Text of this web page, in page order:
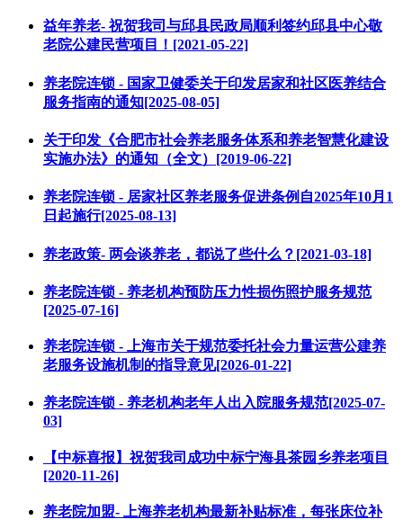
益年养老- 祝贺我司与邱县民政局顺利签约邱县中心敬
老院公建民营项目！[2021-05-22]
养老院连锁 - 国家卫健委关于印发居家和社区医养结合
服务指南的通知[2025-08-05]
关于印发《合肥市社会养老服务体系和养老智慧化建设
实施办法》的通知（全文）[2019-06-22]
养老院连锁 - 居家社区养老服务促进条例自2025年10月1
日起施行[2025-08-13]
养老政策- 两会谈养老，都说了些什么？[2021-03-18]
养老院连锁 - 养老机构预防压力性损伤照护服务规范
[2025-07-16]
养老院连锁 - 上海市关于规范委托社会力量运营公建养
老服务设施机制的指导意见[2026-01-22]
养老院连锁 - 养老机构老年人出入院服务规范[2025-07-
03]
【中标喜报】祝贺我司成功中标宁海县茶园乡养老项目
[2020-11-26]
养老院加盟- 上海养老机构最新补贴标准，每张床位补